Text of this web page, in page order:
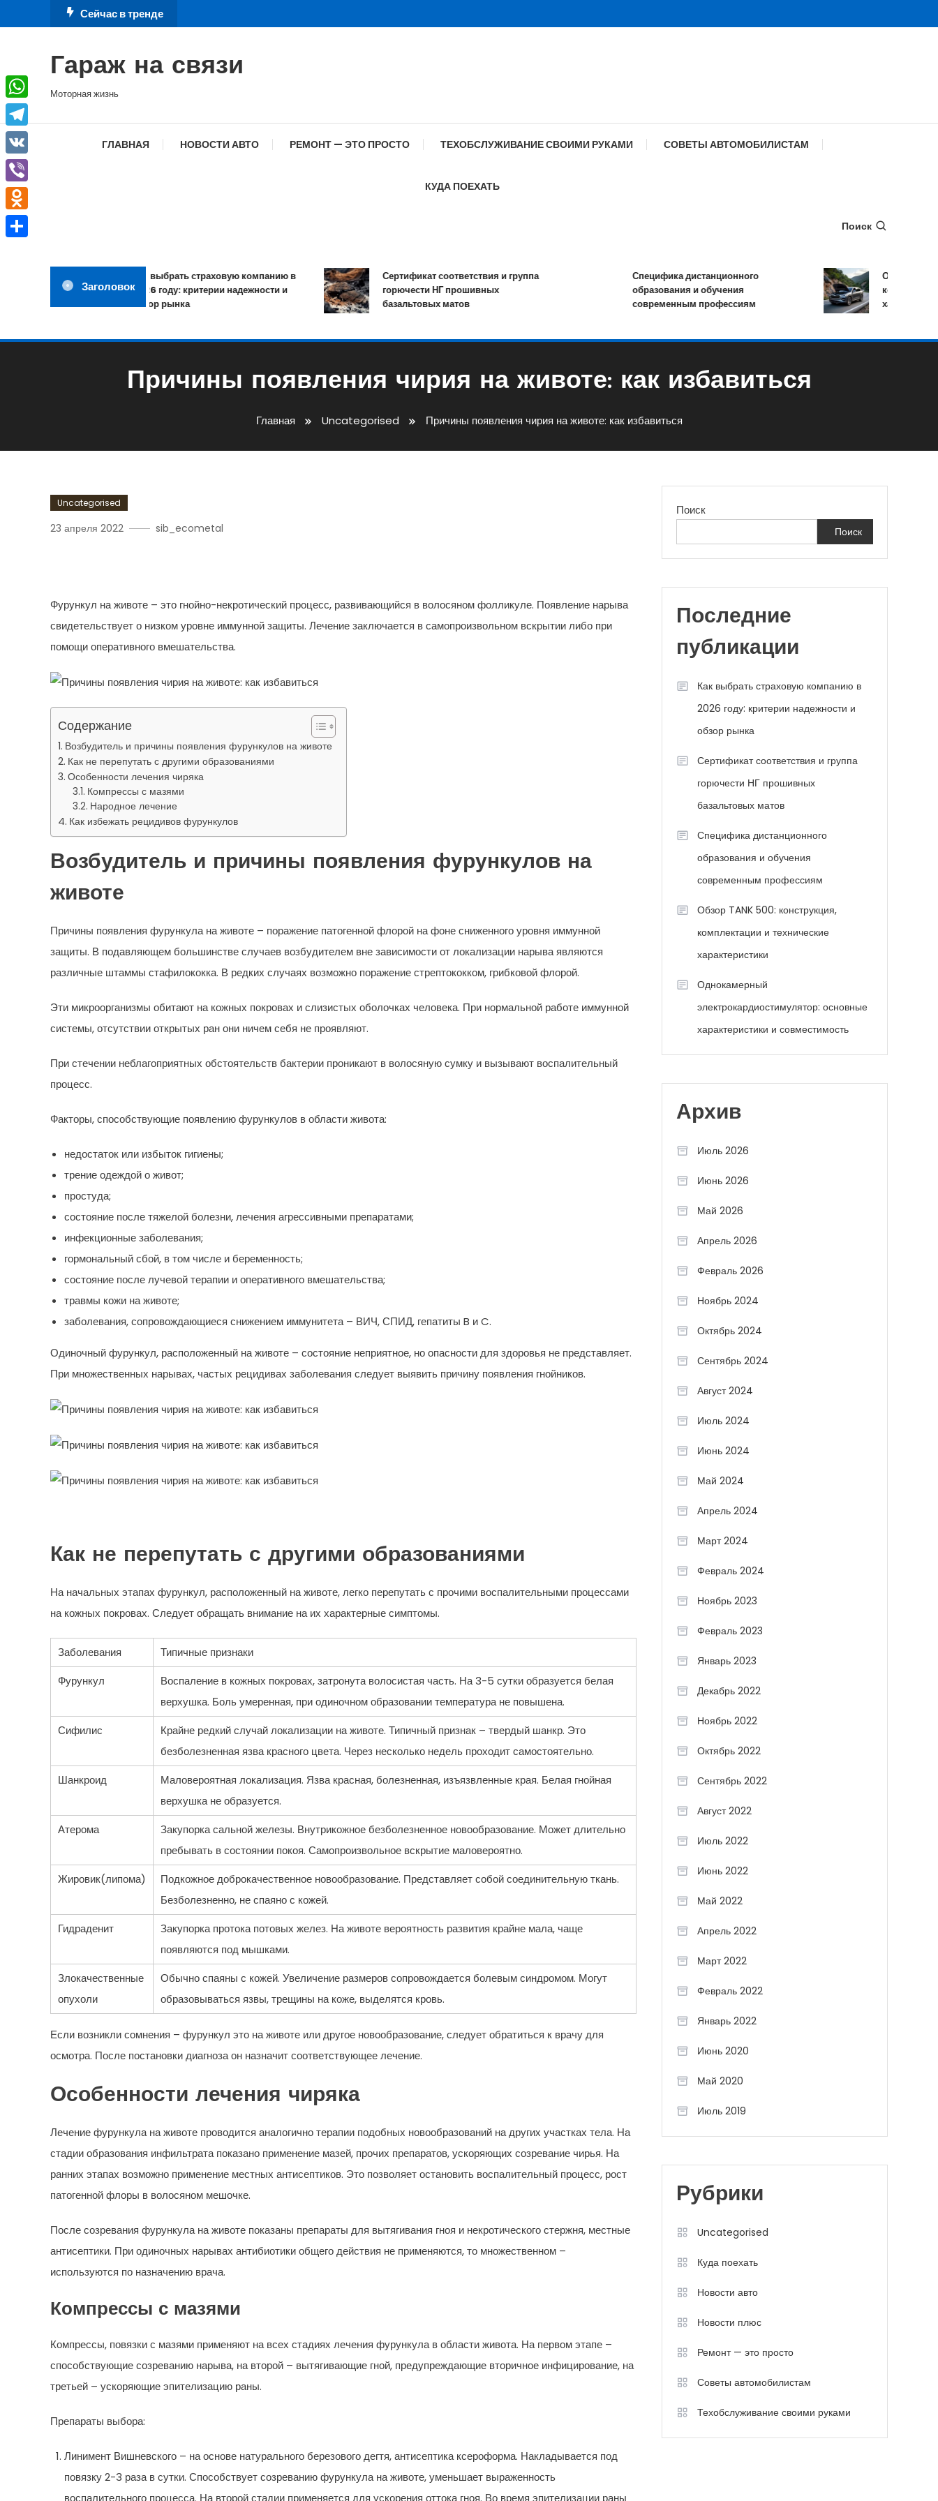
к
Сейчас в тренде
Гараж на связи
Моторная жизнь
ГЛАВНАЯ НОВОСТИ АВТО РЕМОНТ — ЭТО ПРОСТО ТЕХОБСЛУЖИВАНИЕ СВОИМИ РУКАМИ СОВЕТЫ АВТОМОБИЛИСТАМ
КУДА ПОЕХАТЬ
Поиск
Заголовок
Как выбрать страховую компанию в
2026 году: критерии надежности и
обзор рынка
Сертификат соответствия и группа
горючести НГ прошивных
базальтовых матов
Специфика дистанционного
образования и обучения
современным профессиям
Обзор TANK
комплектации
характеристики
Причины появления чирия на животе: как избавиться
Главная Uncategorised Причины появления чирия на животе: как избавиться
Uncategorised
23 апреля 2022 sib_ecometal
Фурункул на животе – это гнойно-некротический процесс, развивающийся в волосяном фолликуле. Появление нарыва
свидетельствует о низком уровне иммунной защиты. Лечение заключается в самопроизвольном вскрытии либо при
помощи оперативного вмешательства.
Содержание
Возбудитель и причины появления фурункулов на животе
Как не перепутать с другими образованиями
Особенности лечения чиряка
Компрессы с мазями
Народное лечение
Как избежать рецидивов фурункулов
Возбудитель и причины появления фурункулов на
животе
Причины появления фурункула на животе – поражение патогенной флорой на фоне сниженного уровня иммунной
защиты. В подавляющем большинстве случаев возбудителем вне зависимости от локализации нарыва являются
различные штаммы стафилококка. В редких случаях возможно поражение стрептококком, грибковой флорой.
Эти микроорганизмы обитают на кожных покровах и слизистых оболочках человека. При нормальной работе иммунной
системы, отсутствии открытых ран они ничем себя не проявляют.
При стечении неблагоприятных обстоятельств бактерии проникают в волосяную сумку и вызывают воспалительный
процесс.
Факторы, способствующие появлению фурункулов в области живота:
недостаток или избыток гигиены;
трение одеждой о живот;
простуда;
состояние после тяжелой болезни, лечения агрессивными препаратами;
инфекционные заболевания;
гормональный сбой, в том числе и беременность;
состояние после лучевой терапии и оперативного вмешательства;
травмы кожи на животе;
заболевания, сопровождающиеся снижением иммунитета – ВИЧ, СПИД, гепатиты B и C.
Одиночный фурункул, расположенный на животе – состояние неприятное, но опасности для здоровья не представляет.
При множественных нарывах, частых рецидивах заболевания следует выявить причину появления гнойников.
Как не перепутать с другими образованиями
На начальных этапах фурункул, расположенный на животе, легко перепутать с прочими воспалительными процессами
на кожных покровах. Следует обращать внимание на их характерные симптомы.
Заболевания
Типичные признаки
Фурункул
Воспаление в кожных покровах, затронута волосистая часть. На 3-5 сутки образуется белая
верхушка. Боль умеренная, при одиночном образовании температура не повышена.
Сифилис
Крайне редкий случай локализации на животе. Типичный признак – твердый шанкр. Это
безболезненная язва красного цвета. Через несколько недель проходит самостоятельно.
Шанкроид
Маловероятная локализация. Язва красная, болезненная, изъязвленные края. Белая гнойная
верхушка не образуется.
Атерома
Закупорка сальной железы. Внутрикожное безболезненное новообразование. Может длительно
пребывать в состоянии покоя. Самопроизвольное вскрытие маловероятно.
Жировик(липома)
Подкожное доброкачественное новообразование. Представляет собой соединительную ткань.
Безболезненно, не спаяно с кожей.
Гидраденит
Закупорка протока потовых желез. На животе вероятность развития крайне мала, чаще
появляются под мышками.
Злокачественные
опухоли
Обычно спаяны с кожей. Увеличение размеров сопровождается болевым синдромом. Могут
образовываться язвы, трещины на коже, выделятся кровь.
Если возникли сомнения – фурункул это на животе или другое новообразование, следует обратиться к врачу для
осмотра. После постановки диагноза он назначит соответствующее лечение.
Особенности лечения чиряка
Лечение фурункула на животе проводится аналогично терапии подобных новообразований на других участках тела. На
стадии образования инфильтрата показано применение мазей, прочих препаратов, ускоряющих созревание чирья. На
ранних этапах возможно применение местных антисептиков. Это позволяет остановить воспалительный процесс, рост
патогенной флоры в волосяном мешочке.
После созревания фурункула на животе показаны препараты для вытягивания гноя и некротического стержня, местные
антисептики. При одиночных нарывах антибиотики общего действия не применяются, то множественном –
используются по назначению врача.
Компрессы с мазями
Компрессы, повязки с мазями применяют на всех стадиях лечения фурункула в области живота. На первом этапе –
способствующие созреванию нарыва, на второй – вытягивающие гной, предупреждающие вторичное инфицирование, на
третьей – ускоряющие эпителизацию раны.
Препараты выбора:
Линимент Вишневского – на основе натурального березового дегтя, антисептика ксероформа. Накладывается под
повязку 2-3 раза в сутки. Способствует созреванию фурункула на животе, уменьшает выраженность
воспалительного процесса. На второй стадии применяется для ускорения оттока гноя. Во время эпителизации раны
Поиск
Поиск
Последние
публикации
Как выбрать страховую компанию в
2026 году: критерии надежности и
обзор рынка
Сертификат соответствия и группа
горючести НГ прошивных
базальтовых матов
Специфика дистанционного
образования и обучения
современным профессиям
Обзор TANK 500: конструкция,
комплектации и технические
характеристики
Однокамерный
электрокардиостимулятор: основные
характеристики и совместимость
Архив
Июль 2026
Июнь 2026
Май 2026
Апрель 2026
Февраль 2026
Ноябрь 2024
Октябрь 2024
Сентябрь 2024
Август 2024
Июль 2024
Июнь 2024
Май 2024
Апрель 2024
Март 2024
Февраль 2024
Ноябрь 2023
Февраль 2023
Январь 2023
Декабрь 2022
Ноябрь 2022
Октябрь 2022
Сентябрь 2022
Август 2022
Июль 2022
Июнь 2022
Май 2022
Апрель 2022
Март 2022
Февраль 2022
Январь 2022
Июнь 2020
Май 2020
Июль 2019
Рубрики
Uncategorised
Куда поехать
Новости авто
Новости плюс
Ремонт — это просто
Советы автомобилистам
Техобслуживание своими руками
WhatsApp
Telegram
VK
Viber
Odnoklassniki